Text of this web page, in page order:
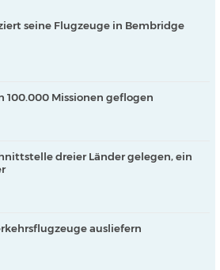
seine Flugzeuge in Bembridge
100.000 Missionen geflogen
dreier Länder gelegen, ein
ausliefern